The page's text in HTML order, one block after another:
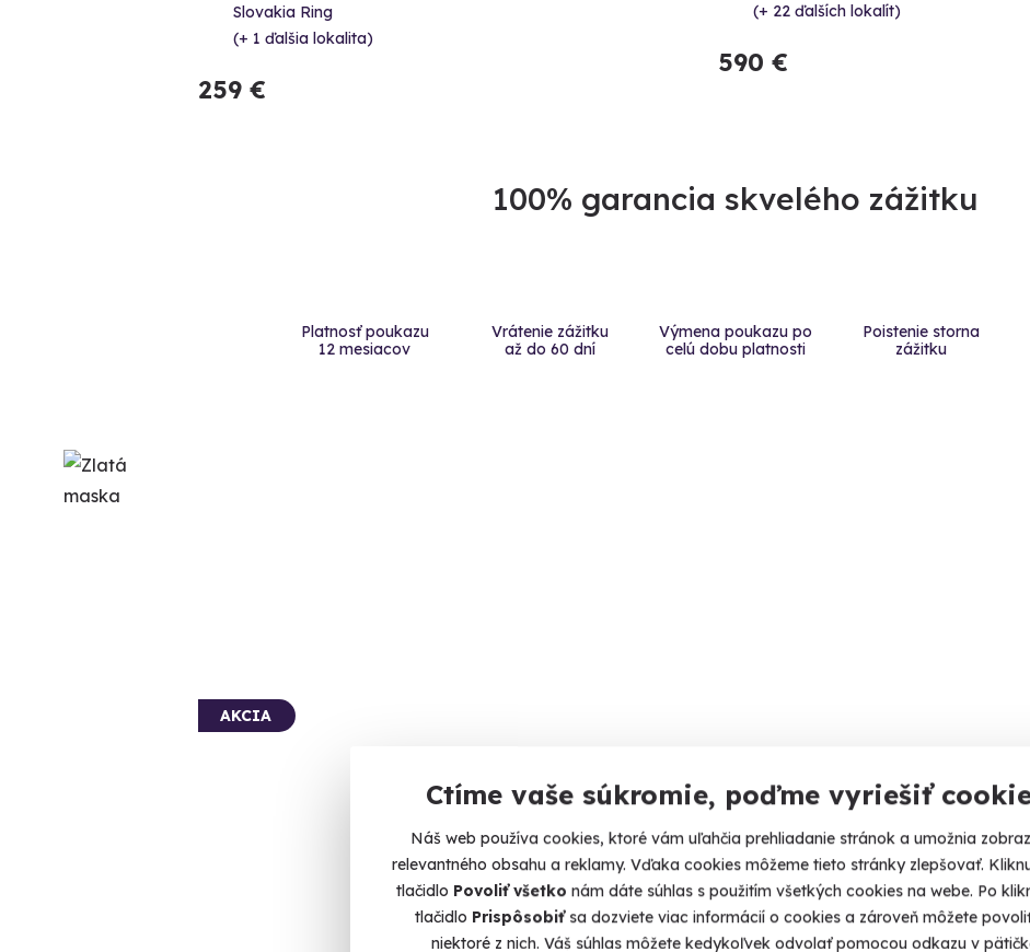
Ctíme vaše súkromie, poďme vyriešiť
Náš web používa cookies, ktoré vám uľahčia prehliadanie stránok a umožnia
relevantného obsahu a reklamy. Vďaka cookies môžeme tieto stránky zlepšovať.
tlačidlo Povoliť všetko nám dáte súhlas s použitím všetkých cookies na webe. Po
tlačidlo Prispôsobiťsa dozviete viac informácií o cookies a zároveň môžete
niektoré z nich. Váš súhlas môžete kedykoľvek odvolať pomocou odkazu v
Slovakia Ring
(+ 1 ďalšia lokalita)
259 €
(+ 22 ďalších lokalít)
590 €
100% garancia skvelého zážitku
Platnosť poukazu
12 mesiacov
Vrátenie zážitku
až do 60 dní
Výmena poukazu po
celú dobu platnosti
Poistenie storna
zážitku
AKCIA